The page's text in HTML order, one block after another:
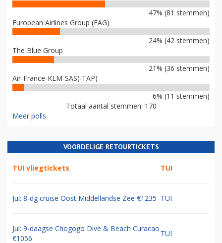
47% (81 stemmen)
European Airlines Group (EAG)
24% (42 stemmen)
The Blue Group
21% (36 stemmen)
Air-France-KLM-SAS(-TAP)
6% (11 stemmen)
Totaal aantal stemmen: 170
Meer polls
VOORDELIGE RETOURTICKETS
TUI vliegtickets TUI
Jul: 8-dg cruise Oost Middellandse Zee €1235 TUI
Jul: 9-daagse Chogogo Dive & Beach Curacao
€1056
TUI